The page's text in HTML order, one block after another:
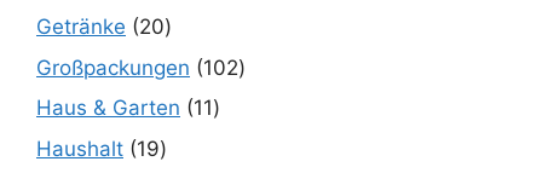
Getränke
20
Großpackungen
102
Haus & Garten
11
Haushalt 19